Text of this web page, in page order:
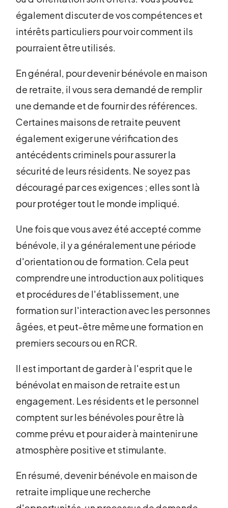
également discuter de vos compétences et
intérêts particuliers pour voir comment ils
pourraient être utilisés.
En général, pour devenir bénévole en maison
de retraite, il vous sera demandé de remplir
une demande et de fournir des références.
Certaines maisons de retraite peuvent
également exiger une vérification des
antécédents criminels pour assurer la
sécurité de leurs résidents. Ne soyez pas
découragé par ces exigences ; elles sont là
pour protéger tout le monde impliqué.
Une fois que vous avez été accepté comme
bénévole, il y a généralement une période
d'orientation ou de formation. Cela peut
comprendre une introduction aux politiques
et procédures de l'établissement, une
formation sur l'interaction avec les personnes
âgées, et peut-être même une formation en
premiers secours ou en RCR.
Il est important de garder à l'esprit que le
bénévolat en maison de retraite est un
engagement. Les résidents et le personnel
comptent sur les bénévoles pour être là
comme prévu et pour aider à maintenir une
atmosphère positive et stimulante.
En résumé, devenir bénévole en maison de
retraite implique une recherche